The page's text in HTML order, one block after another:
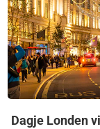
Dagje Londen